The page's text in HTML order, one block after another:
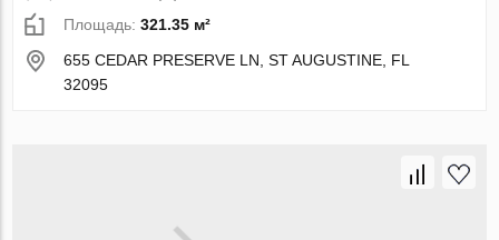
Площадь:321.35 м²
655 CEDAR PRESERVE LN, ST AUGUSTINE, FL
32095